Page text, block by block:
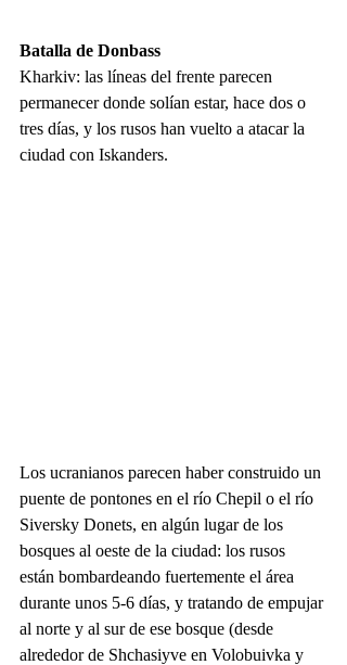
Batalla de Donbass
Kharkiv: las líneas del frente parecen
permanecer donde solían estar, hace dos o
tres días, y los rusos han vuelto a atacar la
ciudad con Iskanders.
Los ucranianos parecen haber construido un
puente de pontones en el río Chepil o el río
Siversky Donets, en algún lugar de los
bosques al oeste de la ciudad: los rusos
están bombardeando fuertemente el área
durante unos 5-6 días, y tratando de empujar
al norte y al sur de ese bosque (desde
alrededor de Shchasiyve en Volobuivka y